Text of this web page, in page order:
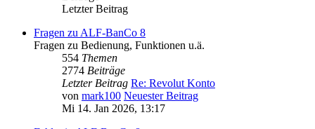
Letzter Beitrag
Fragen zu ALF-BanCo 8
Fragen zu Bedienung, Funktionen u.ä.
554 Themen
2774 Beiträge
Letzter Beitrag Re: Revolut Konto
von mark100 Neuester Beitrag
Mi 14. Jan 2026, 13:17